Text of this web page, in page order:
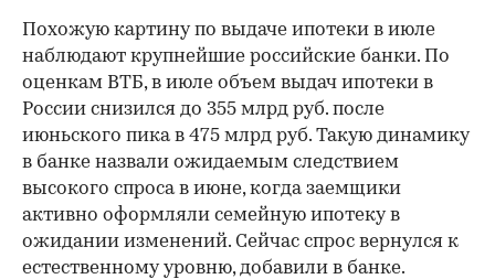
Похожую картину по выдаче ипотеки в июле
наблюдают крупнейшие российские банки. По
оценкам ВТБ, в июле объем выдач ипотеки в
России снизился до 355 млрд руб. после
июньского пика в 475 млрд руб. Такую динамику
в банке назвали ожидаемым следствием
высокого спроса в июне, когда заемщики
активно оформляли семейную ипотеку в
ожидании изменений. Сейчас спрос вернулся к
естественному уровню, добавили в банке.